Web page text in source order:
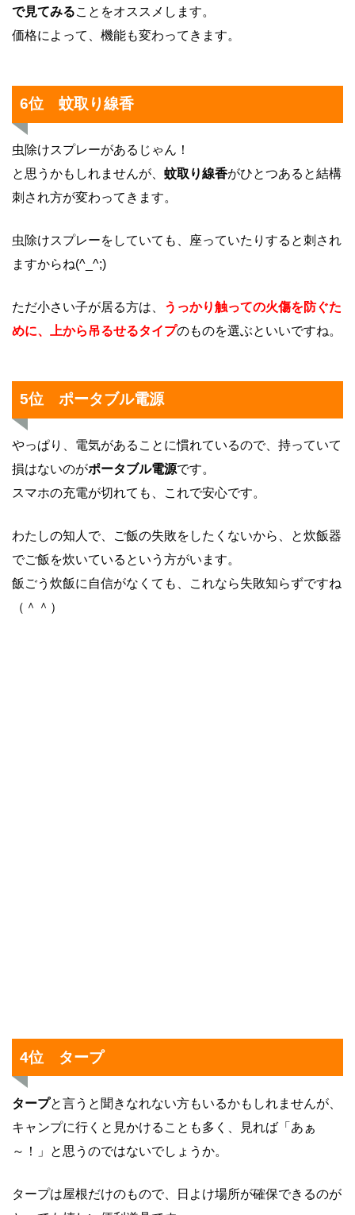
で見てみることをオススメします。
価格によって、機能も変わってきます。
6位 蚊取り線香
虫除けスプレーがあるじゃん！
と思うかもしれませんが、 蚊取り線香がひとつあると結構
刺され方が変わってきます。
虫除けスプレーをしていても、座っていたりすると刺され
ますからね(^_^;)
ただ小さい子が居る方は、
うっかり触っての火傷を防ぐた
めに、上から吊るせるタイプのものを選ぶといいですね。
5位 ポータブル電源
やっぱり、電気があることに慣れているので、持っていて
損はないのがポータブル電源です。
スマホの充電が切れても、これで安心です。
わたしの知人で、ご飯の失敗をしたくないから、と炊飯器
でご飯を炊いているという方がいます。
飯ごう炊飯に自信がなくても、これなら失敗知らずですね
（＾＾）
4位 タープ
タープと言うと聞きなれない方もいるかもしれませんが、
キャンプに行くと見かけることも多く、見れば「あぁ
～！」と思うのではないでしょうか。
タープは屋根だけのもので、日よけ場所が確保できるのが